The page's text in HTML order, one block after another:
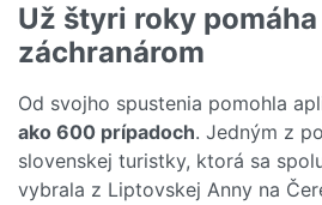
Už štyri roky
záchranárom
Od svojho spustenia pomohla
ako 600 prípadoch. Jedným z
slovenskej turistky, ktorá sa
vybrala z Liptovskej Anny na